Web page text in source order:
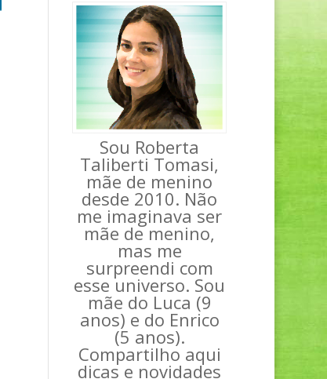
Sou Roberta
Taliberti Tomasi,
mãe de menino
desde 2010. Não
me imaginava ser
mãe de menino,
mas me
surpreendi com
esse universo. Sou
mãe do Luca (9
anos) e do Enrico
(5 anos).
Compartilho aqui
dicas e novidades